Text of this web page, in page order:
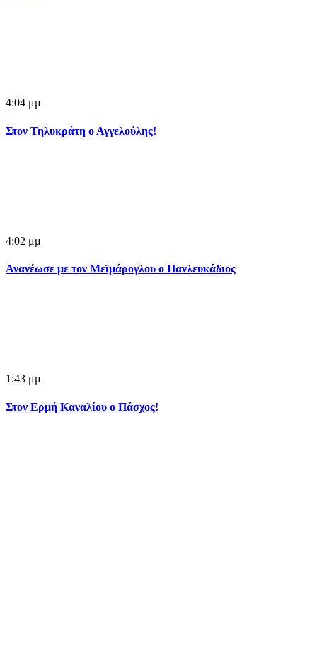
4:04 μμ
Στον Τηλυκράτη ο Αγγελούλης!
4:02 μμ
Ανανέωσε με τον Μεϊμάρογλου ο Πανλευκάδιος
1:43 μμ
Στον Ερμή Καναλίου ο Πάσχος!